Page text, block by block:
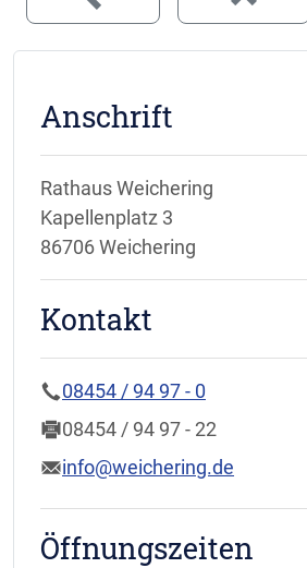
Anschrift
Rathaus Weichering
Kapellenplatz 3
86706 Weichering
Kontakt
08454 / 94 97 - 0
08454 / 94 97 - 22
info@weichering.de
Öffnungszeiten